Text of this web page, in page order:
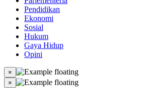
Pendidikan
Ekonomi
Sosial
Hukum
Gaya Hidup
Opini
×
×